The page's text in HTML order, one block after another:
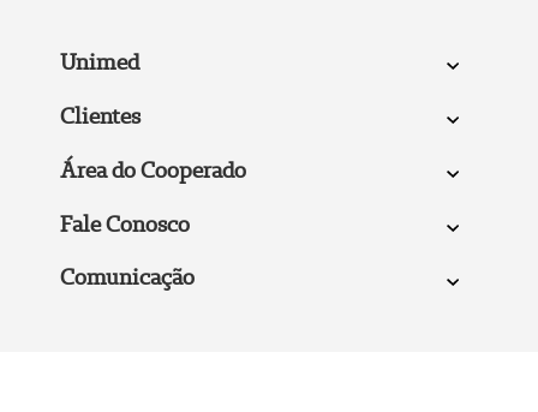
Unimed
Clientes
Área do Cooperado
Fale Conosco
Comunicação